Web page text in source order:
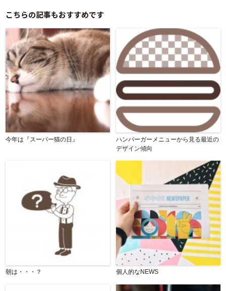
こちらの記事もおすすめです
今年は『スーパー猫の日』
ハンバーガーメニューから見る最近の
デザイン傾向
朝は・・・？ 個人的なNEWS